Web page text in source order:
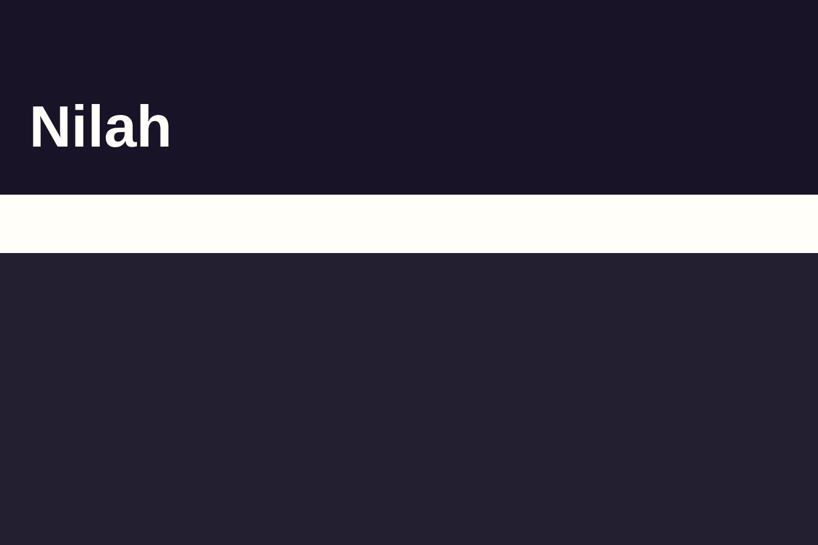
Nilah